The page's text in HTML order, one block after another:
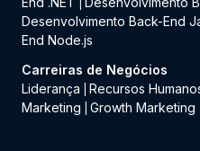
Desenvolvimento Back-End
End Node.js
Carreiras de Negócios
Liderança
Recursos
Marketing
Growth Marketing